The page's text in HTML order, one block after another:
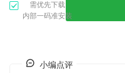
需优先下载
内部一码准安装
小编点评